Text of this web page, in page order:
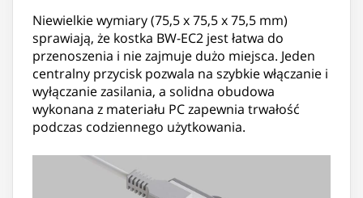
Niewielkie wymiary (75,5 x 75,5 x 75,5 mm)
sprawiają, że kostka BW-EC2 jest łatwa do
przenoszenia i nie zajmuje dużo miejsca. Jeden
centralny przycisk pozwala na szybkie włączanie i
wyłączanie zasilania, a solidna obudowa
wykonana z materiału PC zapewnia trwałość
podczas codziennego użytkowania.